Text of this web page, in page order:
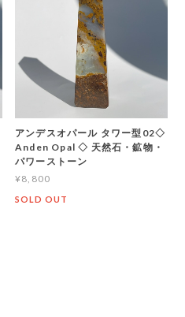
アンデスオパール タワー型02◇
Anden Opal ◇ 天然石・鉱物・
パワーストーン
¥8,800
SOLD OUT